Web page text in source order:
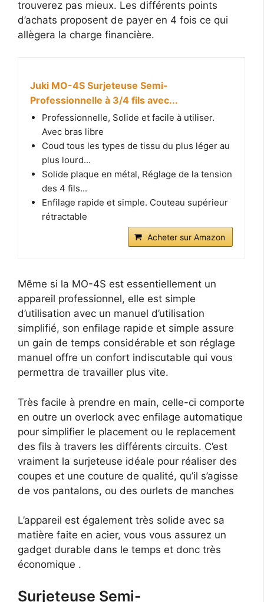
trouverez pas mieux. Les différents points
d’achats proposent de payer en 4 fois ce qui
allègera la charge financière.
Juki MO-4S Surjeteuse Semi-
Professionnelle à 3/4 fils avec...
Professionnelle, Solide et facile à utiliser.
Avec bras libre
Coud tous les types de tissu du plus léger au
plus lourd...
Solide plaque en métal, Réglage de la tension
des 4 fils...
Enfilage rapide et simple. Couteau supérieur
rétractable
Acheter sur Amazon
Même si la MO-4S est essentiellement un
appareil professionnel, elle est simple
d’utilisation avec un manuel d’utilisation
simplifié, son enfilage rapide et simple assure
un gain de temps considérable et son réglage
manuel offre un confort indiscutable qui vous
permettra de travailler plus vite.
Très facile à prendre en main, celle-ci comporte
en outre un overlock avec enfilage automatique
pour simplifier le placement ou le replacement
des fils à travers les différents circuits. C’est
vraiment la surjeteuse idéale pour réaliser des
coupes et une couture de qualité, qu’il s’agisse
de vos pantalons, ou des ourlets de manches
L’appareil est également très solide avec sa
matière faite en acier, vous vous assurez un
gadget durable dans le temps et donc très
économique .
Surjeteuse Semi-